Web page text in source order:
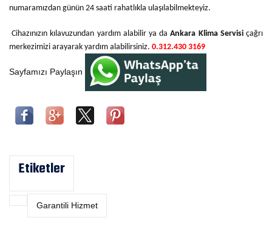
numaramızdan günün 24 saati rahatlıkla ulaşılabilmekteyiz.
Cihazınızın kılavuzundan yardım alabilir ya daAnkara Klima Servisiçağrı
merkezimizi arayarak yardım alabilirsiniz. 0.312.430 3169
Sayfamızı Paylaşın
Etiketler
Garantili Hizmet